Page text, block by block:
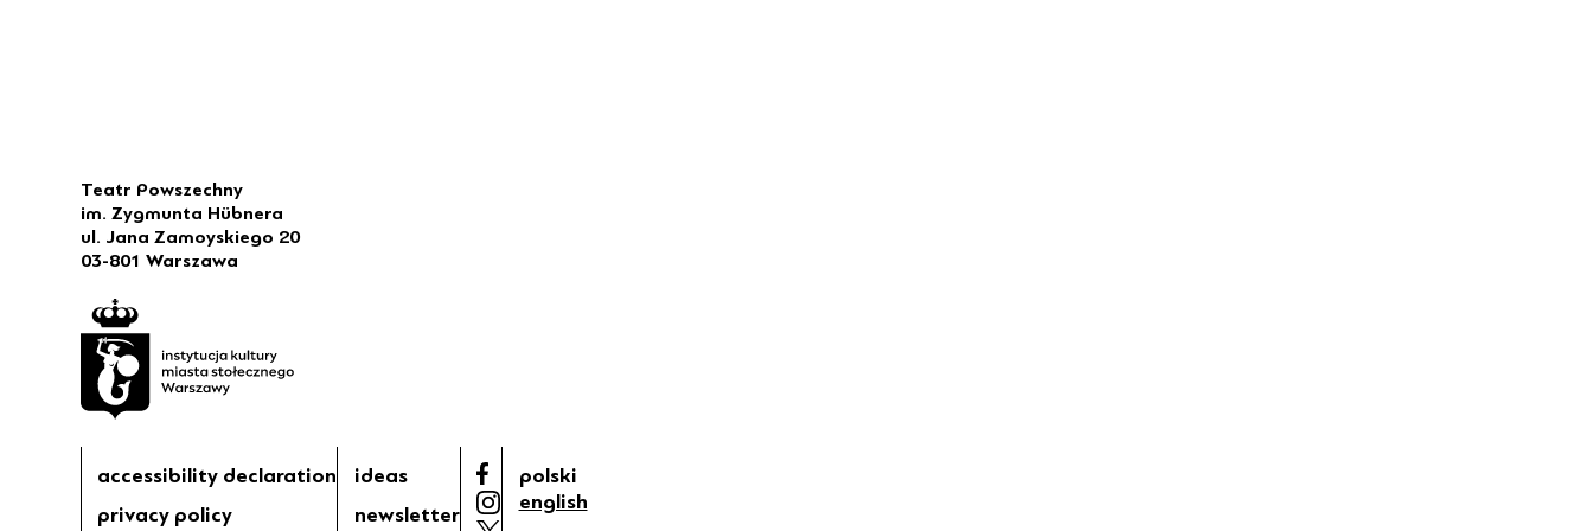
Teatr Powszechny
im. Zygmunta Hübnera
ul. Jana Zamoyskiego 20
03-801 Warszawa
accessibility declaration
privacy policy
ideas
newsletter
polski
english